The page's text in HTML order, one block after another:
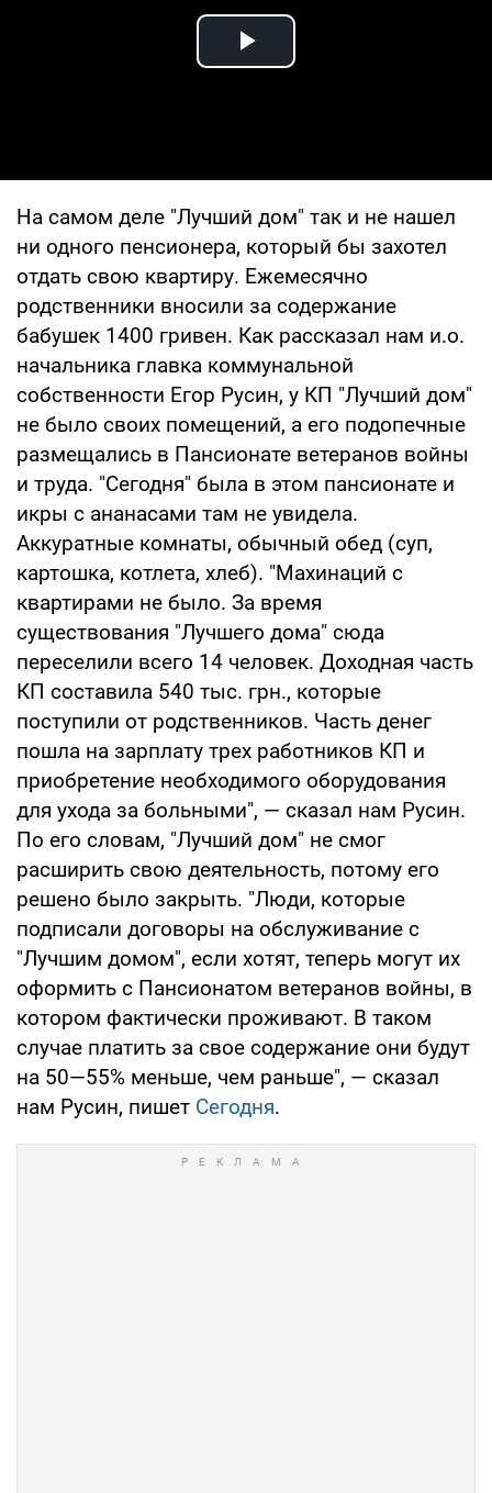
Play Video
На самом деле "Лучший дом" так и не нашел
ни одного пенсионера, который бы захотел
отдать свою квартиру. Ежемесячно
родственники вносили за содержание
бабушек 1400 гривен. Как рассказал нам и.о.
начальника главка коммунальной
собственности Егор Русин, у КП "Лучший дом"
не было своих помещений, а его подопечные
размещались в Пансионате ветеранов войны
и труда. "Сегодня" была в этом пансионате и
икры с ананасами там не увидела.
Аккуратные комнаты, обычный обед (суп,
картошка, котлета, хлеб). "Махинаций с
квартирами не было. За время
существования "Лучшего дома" сюда
переселили всего 14 человек. Доходная часть
КП составила 540 тыс. грн., которые
поступили от родственников. Часть денег
пошла на зарплату трех работников КП и
приобретение необходимого оборудования
для ухода за больными", — сказал нам Русин.
По его словам, "Лучший дом" не смог
расширить свою деятельность, потому его
решено было закрыть. "Люди, которые
подписали договоры на обслуживание с
"Лучшим домом", если хотят, теперь могут их
оформить с Пансионатом ветеранов войны, в
котором фактически проживают. В таком
случае платить за свое содержание они будут
на 50—55% меньше, чем раньше", — сказал
нам Русин, пишет Сегодня.